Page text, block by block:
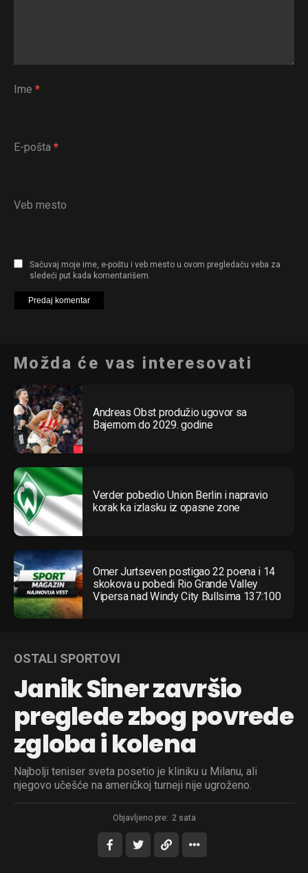
Ime *
E-pošta *
Veb mesto
Sačuvaj moje ime, e-poštu i veb mesto u ovom pregledaču veba za
sledeći put kada komentarišem.
Možda će vas interesovati
Andreas Obst produžio ugovor sa
Bajernom do 2029. godine
Verder pobedio Union Berlin i napravio
korak ka izlasku iz opasne zone
Omer Jurtseven postigao 22 poena i 14
skokova u pobedi Rio Grande Valley
Vipersa nad Windy City Bullsima 137:100
OSTALI SPORTOVI
Janik Siner završio
preglede zbog povrede
zgloba i kolena
Najbolji teniser sveta posetio je kliniku u Milanu, ali
njegovo učešće na američkoj turneji nije ugroženo.
Objavljeno pre: 2 sata